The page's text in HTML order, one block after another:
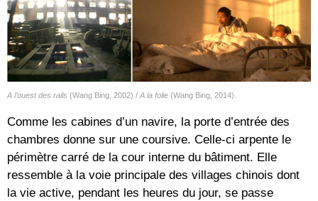
A l’ouest des rails (Wang Bing, 2002) / A la folie (Wang Bing, 2014).
Comme les cabines d’un navire, la porte d’entrée des
chambres donne sur une coursive. Celle-ci arpente le
périmètre carré de la cour interne du bâtiment. Elle
ressemble à la voie principale des villages chinois dont
la vie active, pendant les heures du jour, se passe